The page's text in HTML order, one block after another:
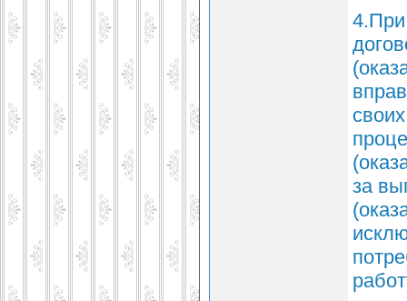
4.При
за